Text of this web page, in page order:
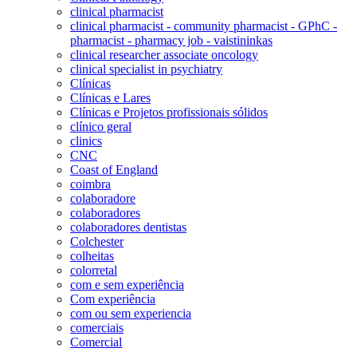
clinical pharmacist
clinical pharmacist - community pharmacist - GPhC -
pharmacist - pharmacy job - vaistininkas
clinical researcher associate oncology
clinical specialist in psychiatry
Clínicas
Clínicas e Lares
Clínicas e Projetos profissionais sólidos
clínico geral
clinics
CNC
Coast of England
coimbra
colaboradore
colaboradores
colaboradores dentistas
Colchester
colheitas
colorretal
com e sem experiência
Com experiência
com ou sem experiencia
comerciais
Comercial